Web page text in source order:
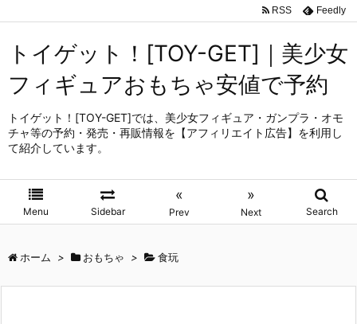
トイゲット！[TOY-GET]｜美少女
フィギュアおもちゃ安値で予約
トイゲット！[TOY-GET]では、美少女フィギュア・ガンプラ・オモ
チャ等の予約・発売・再販情報を【アフィリエイト広告】を利用し
て紹介しています。
Menu Sidebar
«
Prev
»
Next Search
RSS Feedly
ホーム > おもちゃ > 食玩